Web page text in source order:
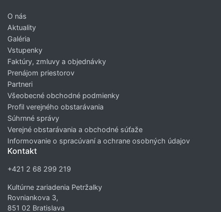
O nás
Aktuality
Galéria
Vstupenky
Faktúry, zmluvy a objednávky
Prenájom priestorov
Partneri
Všeobecné obchodné podmienky
Profil verejného obstarávania
Súhrnné správy
Verejné obstarávania a obchodné súťaže
Informovanie o spracúvaní a ochrane osobných údajov
Kontakt
+421 2 68 299 219
Kultúrne zariadenia Petržalky
Rovniankova 3,
851 02 Bratislava